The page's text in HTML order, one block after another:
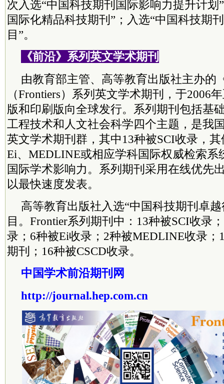
次入选“中国科技期刊国际影响力提升计划
国际化精品科技期刊”；入选“中国科技期
目”。
《前沿》系列英文学术期刊
由教育部主管、高等教育出版社主办的
（Frontiers）系列英文学术期刊，于2006
版和印刷版向全球发行。系列期刊包括基
工程技术和人文社会科学四个主题，是我
英文学术期刊群，其中13种被SCI收录，
Ei、MEDLINE或相应学科国际权威检索系
国际学术影响力。系列期刊采用在线优先
以最快速度发表。
高等教育出版社入选“中国科技期刊卓
目。Frontier系列期刊中：13种被SCI收录
录；6种被Ei收录；2种被MEDLINE收录；
期刊；16种被CSCD收录。
中国学术前沿期刊网
http://journal.hep.com.cn